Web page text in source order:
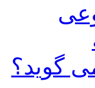
گوید؟